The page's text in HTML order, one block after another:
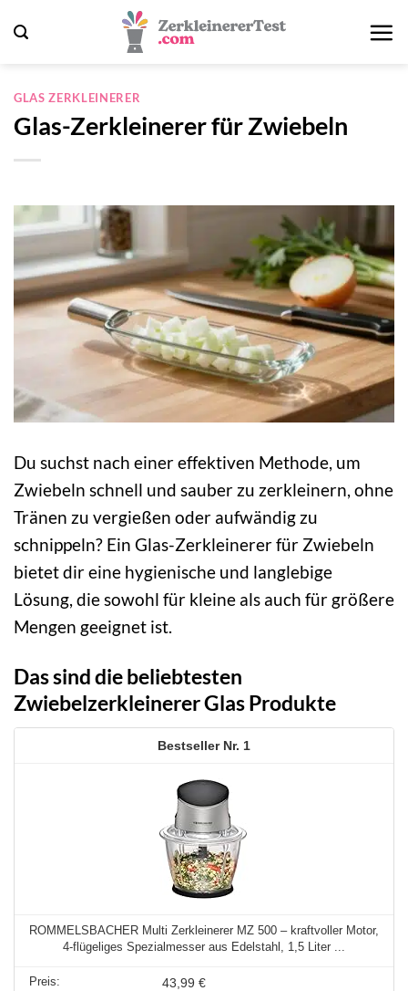
Inhalt
GLAS ZERKLEINERER
Glas-Zerkleinerer für Zwiebeln
Du suchst nach einer effektiven Methode, um
Zwiebeln schnell und sauber zu zerkleinern, ohne
Tränen zu vergießen oder aufwändig zu
schnippeln? Ein Glas-Zerkleinerer für Zwiebeln
bietet dir eine hygienische und langlebige
Lösung, die sowohl für kleine als auch für größere
Mengen geeignet ist.
Das sind die beliebtesten
Zwiebelzerkleinerer Glas Produkte
1
ROMMELSBACHER Multi Zerkleinerer MZ 500 – kraftvoller Motor,
4-flügeliges Spezialmesser aus Edelstahl, 1,5 Liter ...
43,99 €